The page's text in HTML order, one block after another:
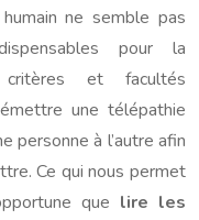
ne semble pas
pour la
et facultés
une télépathie
personne à l’autre afin
Ce qui nous permet
que lire les